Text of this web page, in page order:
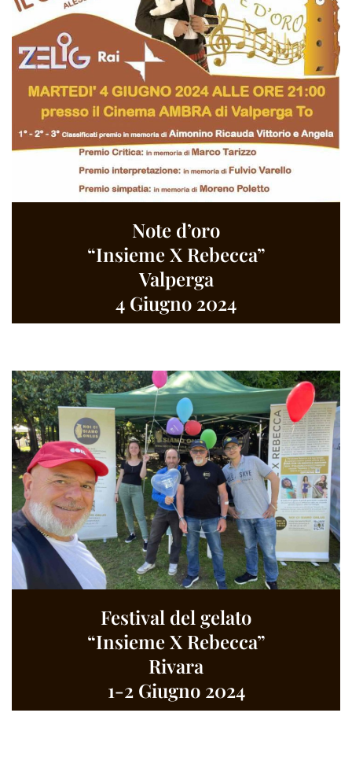
Note d’oro
“Insieme X Rebecca”
Valperga
4 Giugno 2024
Festival del gelato
“Insieme X Rebecca”
Rivara
1-2 Giugno 2024